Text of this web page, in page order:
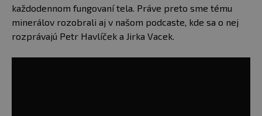
každodennom fungovaní tela. Práve preto sme tému
minerálov rozobrali aj v našom podcaste, kde sa o nej
rozprávajú Petr Havlíček a Jirka Vacek.